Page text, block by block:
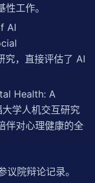
容分级"
身份的透明度",
AI",
制",
用方式",
制",
工作。
AI
，直接评估了 AI
Health: A
学人机交互研究
伴对心理健康的全
院辩论记录。